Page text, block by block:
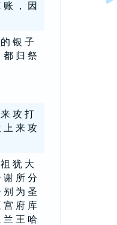
账 ， 因
银 子
都 归 祭
攻 打
上 来 攻
犹 大
谢 所 分
别 为 圣
宫 府 库
兰 王 哈